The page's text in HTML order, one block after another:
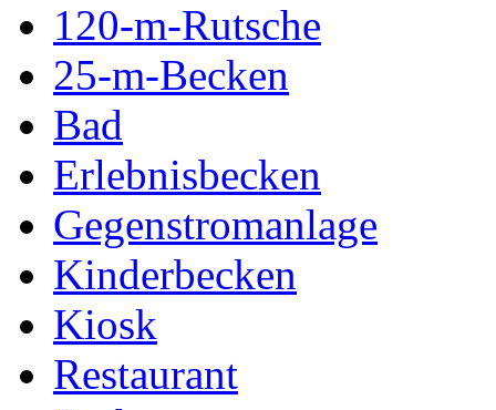
120-m-Rutsche
25-m-Becken
Bad
Erlebnisbecken
Gegenstromanlage
Kinderbecken
Kiosk
Restaurant